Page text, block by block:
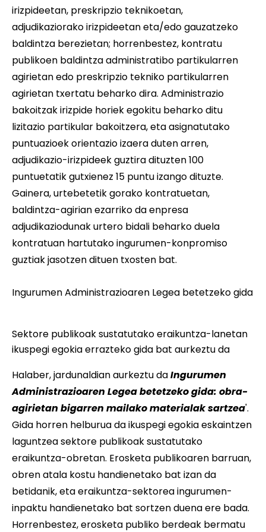
irizpideetan, preskripzio teknikoetan,
adjudikaziorako irizpideetan eta/edo gauzatzeko
baldintza berezietan; horrenbestez, kontratu
publikoen baldintza administratibo partikularren
agirietan edo preskripzio tekniko partikularren
agirietan txertatu beharko dira. Administrazio
bakoitzak irizpide horiek egokitu beharko ditu
lizitazio partikular bakoitzera, eta asignatutako
puntuazioek orientazio izaera duten arren,
adjudikazio-irizpideek guztira dituzten 100
puntuetatik gutxienez 15 puntu izango dituzte.
Gainera, urtebetetik gorako kontratuetan,
baldintza-agirian ezarriko da enpresa
adjudikaziodunak urtero bidali beharko duela
kontratuan hartutako ingurumen-konpromiso
guztiak jasotzen dituen txosten bat.
Ingurumen Administrazioaren Legea betetzeko gida
Sektore publikoak sustatutako eraikuntza-lanetan
ikuspegi egokia errazteko gida bat aurkeztu da
Halaber, jardunaldian aurkeztu da Ingurumen
Administrazioaren Legea betetzeko gida: obra-
agirietan bigarren mailako materialak sartzea'.
Gida horren helburua da ikuspegi egokia eskaintzen
laguntzea sektore publikoak sustatutako
eraikuntza-obretan. Erosketa publikoaren barruan,
obren atala kostu handienetako bat izan da
betidanik, eta eraikuntza-sektorea ingurumen-
inpaktu handienetako bat sortzen duena ere bada.
Horrenbestez, erosketa publiko berdeak bermatu